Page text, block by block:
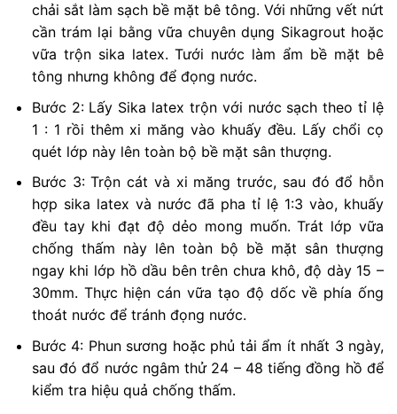
chải sắt làm sạch bề mặt bê tông. Với những vết nứt
cần trám lại bằng vữa chuyên dụng Sikagrout hoặc
vữa trộn sika latex. Tưới nước làm ẩm bề mặt bê
tông nhưng không để đọng nước.
Bước 2: Lấy Sika latex trộn với nước sạch theo tỉ lệ
1 : 1 rồi thêm xi măng vào khuấy đều. Lấy chổi cọ
quét lớp này lên toàn bộ bề mặt sân thượng.
Bước 3: Trộn cát và xi măng trước, sau đó đổ hỗn
hợp sika latex và nước đã pha tỉ lệ 1:3 vào, khuấy
đều tay khi đạt độ dẻo mong muốn. Trát lớp vữa
chống thấm này lên toàn bộ bề mặt sân thượng
ngay khi lớp hồ dầu bên trên chưa khô, độ dày 15 –
30mm. Thực hiện cán vữa tạo độ dốc về phía ống
thoát nước để tránh đọng nước.
Bước 4: Phun sương hoặc phủ tải ẩm ít nhất 3 ngày,
sau đó đổ nước ngâm thử 24 – 48 tiếng đồng hồ để
kiểm tra hiệu quả chống thấm.